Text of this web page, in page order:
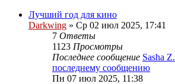
Лучший год для кино
Darkwing » Ср 02 июл 2025, 17:41
7 Ответы
1123 Просмотры
Последнее сообщение Sasha Z.
последнему сообщению
Пн 07 июл 2025, 11:38